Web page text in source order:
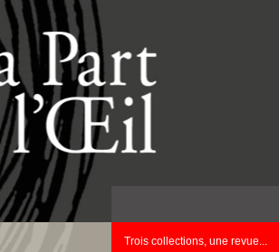
Trois collections, une revue...